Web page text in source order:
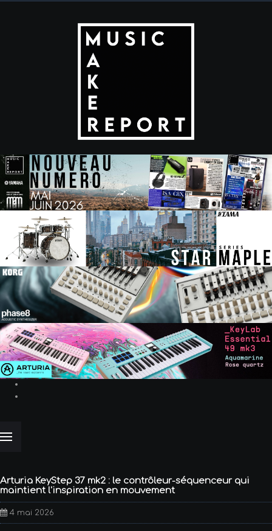
Arturia KeyStep 37 mk2 : le contrôleur-séquenceur qui
maintient l'inspiration en mouvement
4 mai 2026